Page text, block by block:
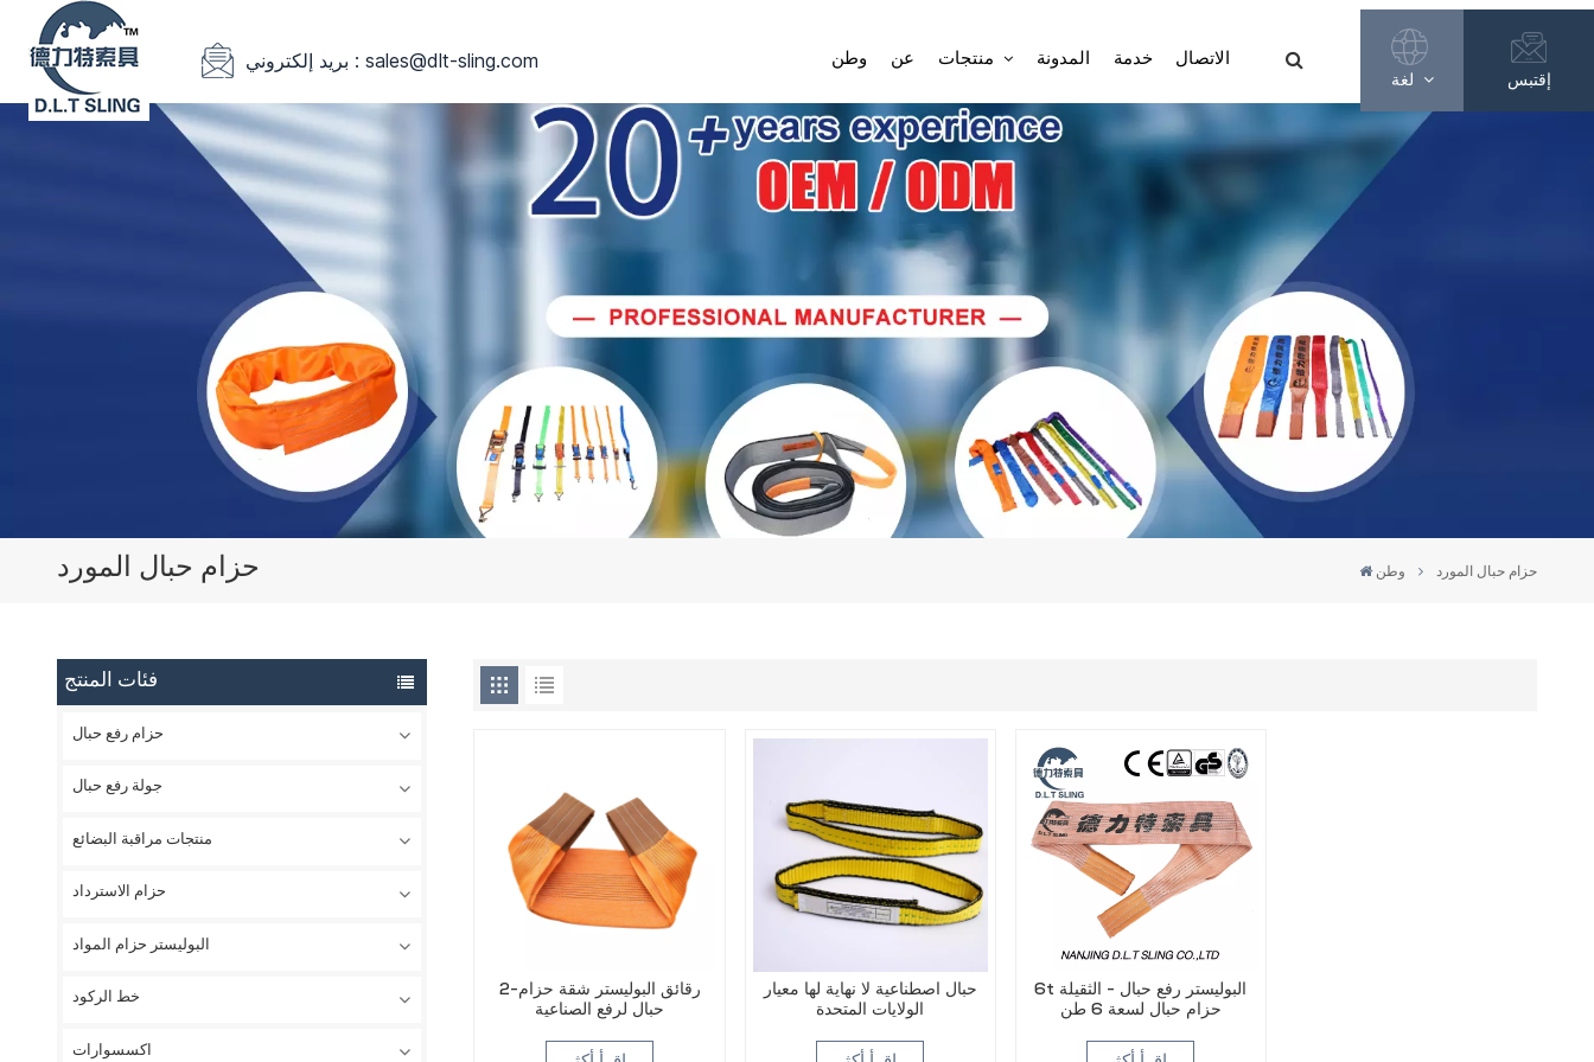
بريد إلكتروني : sales@dlt-sling.com وطن عن المدونة خدمة الاتصال
Français
Русский
Español
عربي
إقتبس
حزام حبال المورد وطن حزام حبال المورد
فئات المنتج
حزام رفع حبال
جولة رفع حبال
منتجات مراقبة البضائع
حزام الاسترداد
البوليستر حزام المواد
خط الركود
اكسسوارات
2-رقائق البوليستر شقة حزام
حبال لرفع الصناعية
حبال اصطناعية لا نهاية لها معيار
الولايات المتحدة
6t البوليستر رفع حبال - الثقيلة
حزام حبال لسعة 6 طن